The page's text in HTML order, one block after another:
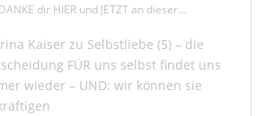
dir HIER und JETZT an dieser…
Kaiserzu Selbstliebe (5) – die
FÜR uns selbst findet uns
wieder – UND: wir können sie